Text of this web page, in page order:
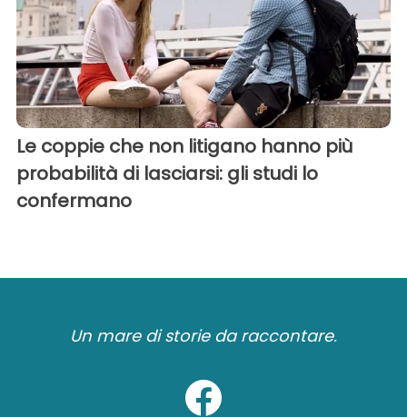
Le coppie che non litigano hanno più
probabilità di lasciarsi: gli studi lo
confermano
Un mare di storie da raccontare.